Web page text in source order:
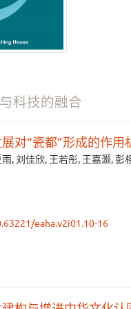
科技的融合
对“瓷都”形成的作用
, 刘佳欣, 王若彤, 王嘉灏, 彭
eaha.v2i01.10-16